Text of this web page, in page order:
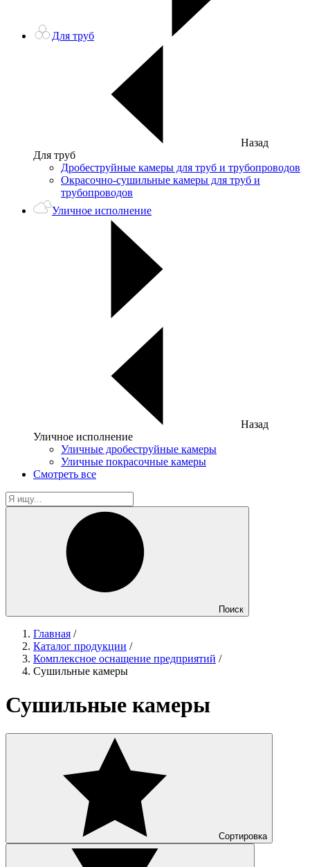
Для труб
Назад
Для труб
Дробеструйные камеры для труб и трубопроводов
Окрасочно-сушильные камеры для труб и
трубопроводов
Уличное исполнение
Назад
Уличное исполнение
Уличные дробеструйные камеры
Уличные покрасочные камеры
Смотреть все
Поиск
Главная /
Каталог продукции /
Комплексное оснащение предприятий /
Сушильные камеры
Сушильные камеры
Сортировка